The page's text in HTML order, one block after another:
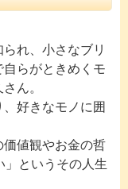
れ、小さなブリ
らがときめくモ
ん。
好きなモノに囲
値観やお金の哲
」というその人生